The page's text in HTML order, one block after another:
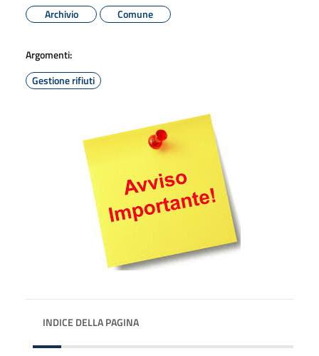
Archivio
Comune
Argomenti:
Gestione rifiuti
INDICE DELLA PAGINA